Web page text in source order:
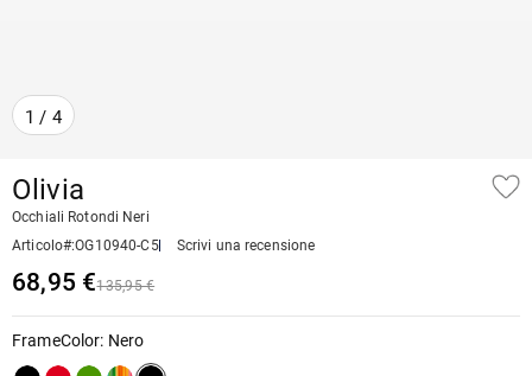
1 / 4
Olivia
Occhiali Rotondi Neri
Articolo#:OG10940-C5 Scrivi una recensione
68,95 €135,95 €
FrameColor: Nero